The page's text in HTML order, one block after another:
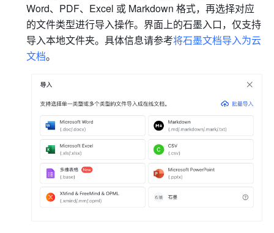
Word、PDF、Excel 或 Markdown 格式，再选择对应
的文件类型进行导入操作。界面上的石墨入口，仅支持
导入本地文件夹。具体信息请参考将石墨文档导入为云
文档。